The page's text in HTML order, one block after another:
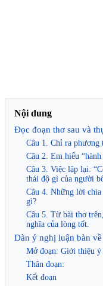
Nội dung
Đọc đoạn thơ sau và
Câu 1. Chỉ ra phương
Câu 2. Em hiểu
Câu 3. Việc lặp lại:
thái độ gì của người
Câu 4. Những lời
gì?
Câu 5. Từ bài thơ
nghĩa của lòng tốt.
Dàn ý nghị luận bàn
Mở đoạn: Giới thiệu
Thân đoạn:
Kết đoạn